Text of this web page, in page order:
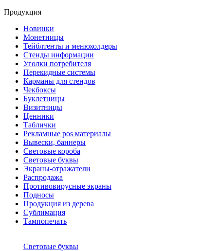
Продукция
Новинки
Монетницы
Тейблтенты и менюхолдеры
Стенды информации
Уголки потребителя
Перекидные системы
Карманы для стендов
Чекбоксы
Буклетницы
Визитницы
Ценники
Таблички
Рекламные pos материалы
Вывески, баннеры
Световые короба
Световые буквы
Экраны-отражатели
Распродажа
Противовирусные экраны
Подносы
Продукция из дерева
Сублимация
Тампопечать
Световые буквы